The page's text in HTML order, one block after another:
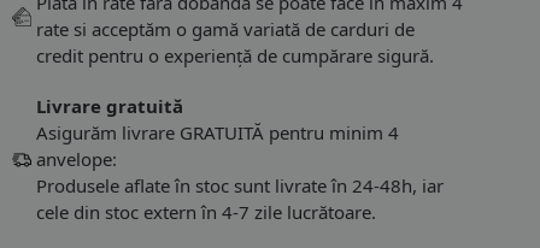
rate si acceptăm o gamă variată de carduri de
credit pentru o experiență de cumpărare sigură.
Livrare gratuită
Asigurăm livrare GRATUITĂ pentru minim 4
anvelope:
Produsele aflate în stoc sunt livrate în 24-48h, iar
cele din stoc extern în 4-7 zile lucrătoare.